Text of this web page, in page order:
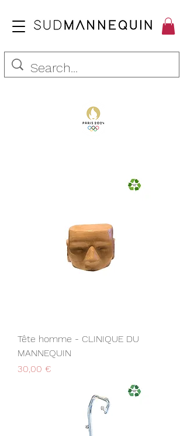
Tête homme - CLINIQUE DU
MANNEQUIN
Prix
30,00 €